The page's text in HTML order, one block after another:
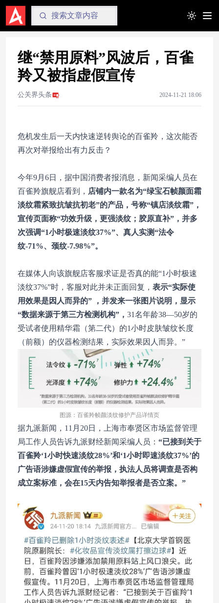
Toggle
继“禁用原料”风波后，百雀
羚又被指虚假宣传
公关界头条 2024-11-21 18:06
危机发生后一天内快速逆转舆论的百雀羚，这次能否
再次对举报给出有力反击？
今年9月6日，据中国消费者报消息，新闻采编人员在
百雀羚旗舰店看到， 店铺内一款名为“绿宝石帧颜面霜
淡纹霜紧致抗皱抗初老”的产品，号称“镇店淡纹霜”，
宣传页面称“功效升级，更强淡纹；胶原直补”，并多
次强调“1小时极速淡纹37%”、真人实测“法令
纹-71%、颈纹-7.98%”。
在媒体人向该旗舰店客服求证是否真的能“1小时极速
淡纹37%”时，客服对此并未正面回复， 表示“实际使
用效果是因人而异的” ，并发来一张图片说明，显示
“数据来源于第三方检测机构”， 31名年龄38—50岁的
受试者使用精华霜（第二代）的1小时皮肤皱纹长度
（前额）的仪器检测结果，实际效果因人而异。”
图源：百雀羚帧颜淡纹修护产品详情页
据九派新闻，11月20日，上海市奉贤区市场监督管理
局工作人员告诉九派财经新闻采编人员： “已接到关于
百雀羚‘1小时快速淡纹28%’和‘1小时即速淡纹37%’的
广告语涉嫌虚假宣传的举报，执法人员将调查是否构
成立案标准，会在15天内告知举报者是否立案。”